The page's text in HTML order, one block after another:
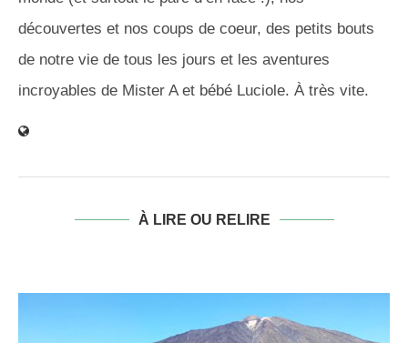
découvertes et nos coups de coeur, des petits bouts
de notre vie de tous les jours et les aventures
incroyables de Mister A et bébé Luciole. À très vite.
À LIRE OU RELIRE